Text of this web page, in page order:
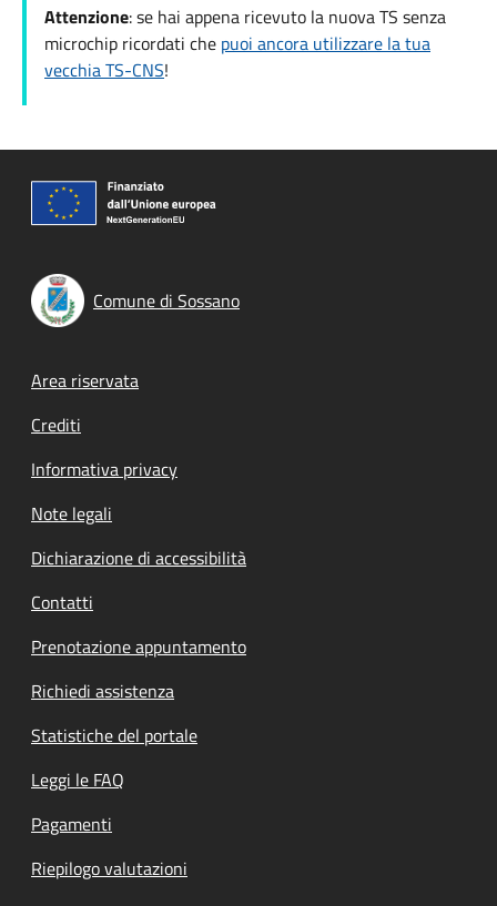
Attenzione: se hai appena ricevuto la nuova TS senza
microchip ricordati che puoi ancora utilizzare la tua
vecchia TS-CNS!
Comune di Sossano
Footer menu
Area riservata
Crediti
Informativa privacy
Note legali
Dichiarazione di accessibilità
Contatti
Prenotazione appuntamento
Richiedi assistenza
Statistiche del portale
Leggi le FAQ
Pagamenti
Riepilogo valutazioni